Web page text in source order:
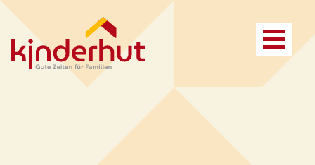
Referenzen
Kosten und Finanzierung
Ansprechpartner*innen